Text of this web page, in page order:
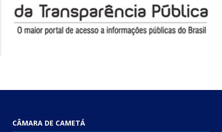
CÂMARA DE CAMETÁ